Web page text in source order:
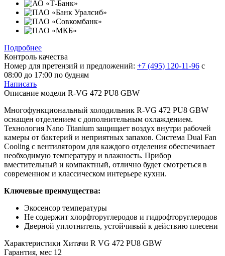
Подробнее
Контроль качества
Номер для претензий и предложений: +7 (495) 120-11-96 с
08:00 до 17:00 по будням
Написать
Описание модели R-VG 472 PU8 GBW
Многофункциональный холодильник R-VG 472 PU8 GBW
оснащен отделением с дополнительным охлаждением.
Технология Nano Titanium защищает воздух внутри рабочей
камеры от бактерий и неприятных запахов. Система Dual Fan
Cooling с вентилятором для каждого отделения обеспечивает
необходимую температуру и влажность. Прибор
вместительный и компактный, отлично будет смотреться в
современном и классическом интерьере кухни.
Ключевые преимущества:
Экосенсор температуры
Не содержит хлорфторуглеродов и гидрофторуглеродов
Дверной уплотнитель, устойчивый к действию плесени
Характеристики Хитачи R VG 472 PU8 GBW
Гарантия, мес 12